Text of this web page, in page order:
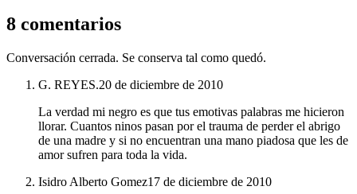
8 comentarios
Conversación cerrada. Se conserva tal como quedó.
G. REYES.20 de diciembre de 2010
La verdad mi negro es que tus emotivas palabras me hicieron
llorar. Cuantos ninos pasan por el trauma de perder el abrigo
de una madre y si no encuentran una mano piadosa que les de
amor sufren para toda la vida.
Isidro Alberto Gomez17 de diciembre de 2010